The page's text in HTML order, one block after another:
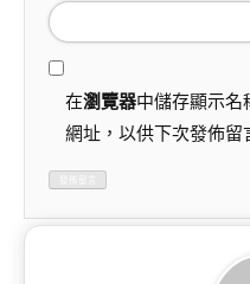
在瀏覽器中儲存顯示名
網址，以供下次發佈留